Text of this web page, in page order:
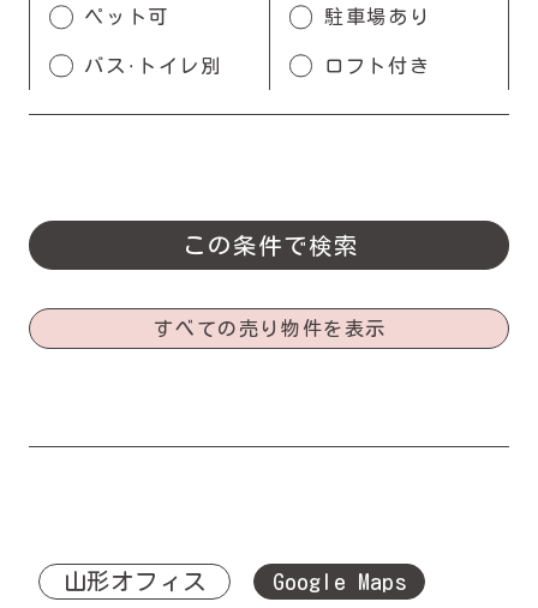
ペット可 駐車場あり
バス・トイレ別 ロフト付き
すべての売り物件を表示
山形オフィス Google Maps